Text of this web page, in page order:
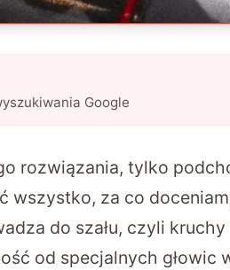
Google
rozwiązania, tylko
wszystko, za co
do szału, czyli kruchy
od specjalnych głowic